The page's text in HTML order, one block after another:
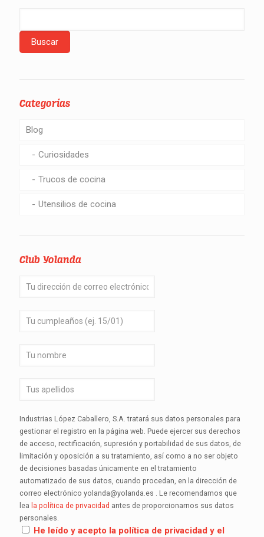
Categorías
Blog
Curiosidades
Trucos de cocina
Utensilios de cocina
Club Yolanda
Industrias López Caballero, S.A. tratará sus datos personales para
gestionar el registro en la página web. Puede ejercer sus derechos
de acceso, rectificación, supresión y portabilidad de sus datos, de
limitación y oposición a su tratamiento, así como a no ser objeto
de decisiones basadas únicamente en el tratamiento
automatizado de sus datos, cuando procedan, en la dirección de
correo electrónico yolanda@yolanda.es . Le recomendamos que
lea la política de privacidad antes de proporcionarnos sus datos
personales.
He leído y acepto la política de privacidad y el